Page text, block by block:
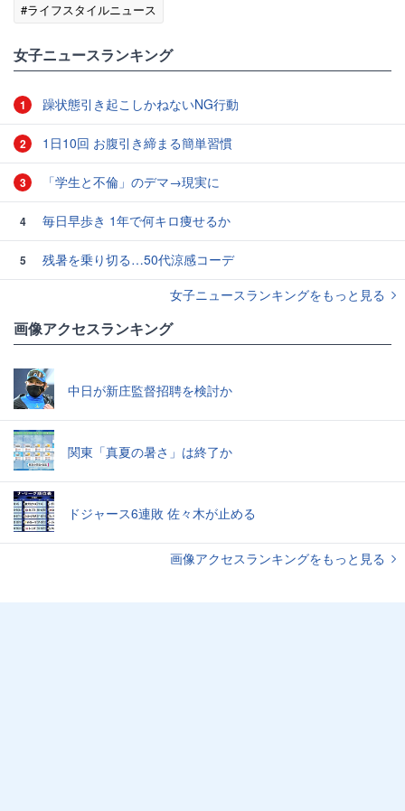
#ライフスタイルニュース
女子ニュースランキング
1 躁状態引き起こしかねないNG行動
2 1日10回 お腹引き締まる簡単習慣
3 「学生と不倫」のデマ→現実に
4 毎日早歩き 1年で何キロ痩せるか
5
残暑を乗り切る…50代涼感コーデ
女子ニュースランキングをもっと見る
画像アクセスランキング
中日が新庄監督招聘を検討か
関東「真夏の暑さ」は終了か
ドジャース6連敗 佐々木が止める
画像アクセスランキングをもっと見る